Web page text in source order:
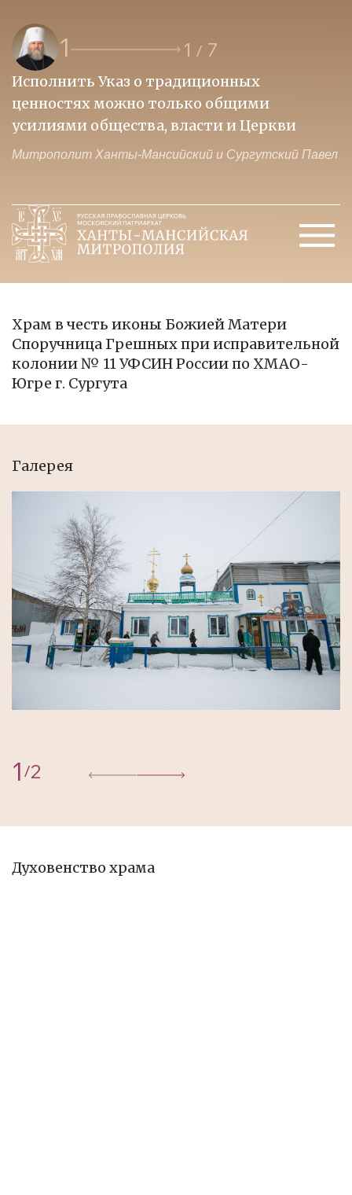
1 1 / 7
Исполнить Указ о традиционных
ценностях можно только общими
усилиями общества, власти и Церкви
Митрополит Ханты-Мансийский и Сургутский Павел
Храм в честь иконы Божией Матери
Споручница Грешных при исправительной
колонии № 11 УФСИН России по ХМАО-
Югре г. Сургута
Галерея
1 /2
Духовенство храма